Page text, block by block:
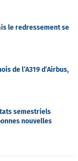
le redressement se
de l’A319 d’Airbus,
semestriels
nouvelles